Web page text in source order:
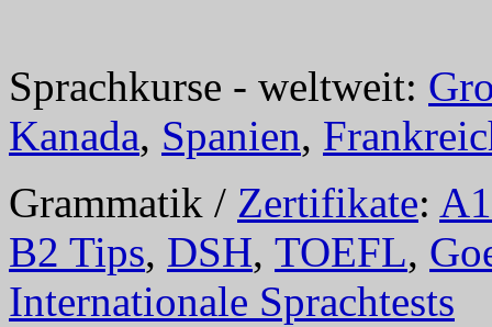
Sprachkurse - weltweit:
Kanada, Spanien,
Grammatik / Zertifikate: A1
B2 Tips, DSH, TOEFL,
Internationale Sprachtests